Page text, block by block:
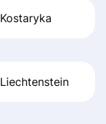
Kostaryka
Liechtenstein